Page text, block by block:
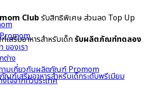
Club รับสิทธิพิเศษ ส่วนลด Top Up
รับผลิตภัณฑ์ทดลอง
องเรา
ต่าง
ามเกี่ยวกับผลิตภัณฑ์ Promom
งใจจากทั่วประเทศ